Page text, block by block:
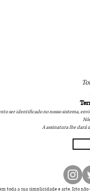
ser identificado no nosso sistema,
A assinatura lhe dará
toda a sua simplicidade e arte. Isto